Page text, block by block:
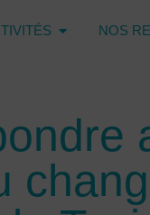
NOS